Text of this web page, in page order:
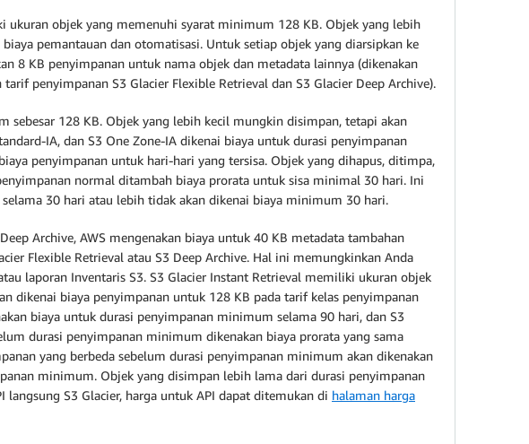
objek yang memenuhi syarat minimum 128 KB. Objek yang lebih
pemantauan dan otomatisasi. Untuk setiap objek yang diarsipkan ke
8 KB penyimpanan untuk nama objek dan metadata lainnya (dikenakan
penyimpanan S3 Glacier Flexible Retrieval dan S3 Glacier Deep Archive).
128 KB. Objek yang lebih kecil mungkin disimpan, tetapi akan
IA, dan S3 One Zone-IA dikenai biaya untuk durasi penyimpanan
penyimpanan untuk hari-hari yang tersisa. Objek yang dihapus, ditimpa,
normal ditambah biaya prorata untuk sisa minimal 30 hari. Ini
30 hari atau lebih tidak akan dikenai biaya minimum 30 hari.
Archive, AWS mengenakan biaya untuk 40 KB metadata tambahan
Flexible Retrieval atau S3 Deep Archive. Hal ini memungkinkan Anda
laporan Inventaris S3. S3 Glacier Instant Retrieval memiliki ukuran objek
dikenai biaya penyimpanan untuk 128 KB pada tarif kelas penyimpanan
biaya untuk durasi penyimpanan minimum selama 90 hari, dan S3
durasi penyimpanan minimum dikenakan biaya prorata yang sama
yang berbeda sebelum durasi penyimpanan minimum akan dikenakan
minimum. Objek yang disimpan lebih lama dari durasi penyimpanan
S3 Glacier, harga untuk API dapat ditemukan di halaman harga